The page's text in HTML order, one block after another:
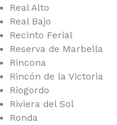
Real Alto
Real Bajo
Recinto Ferial
Reserva de Marbella
Rincona
Rincón de la Victoria
Riogordo
Riviera del Sol
Ronda